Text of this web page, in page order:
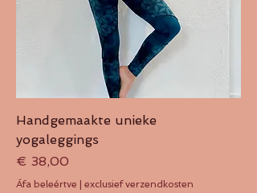
Handgemaakte unieke
yogaleggings
Ár
€ 38,00
Áfa beleértve | exclusief verzendkosten